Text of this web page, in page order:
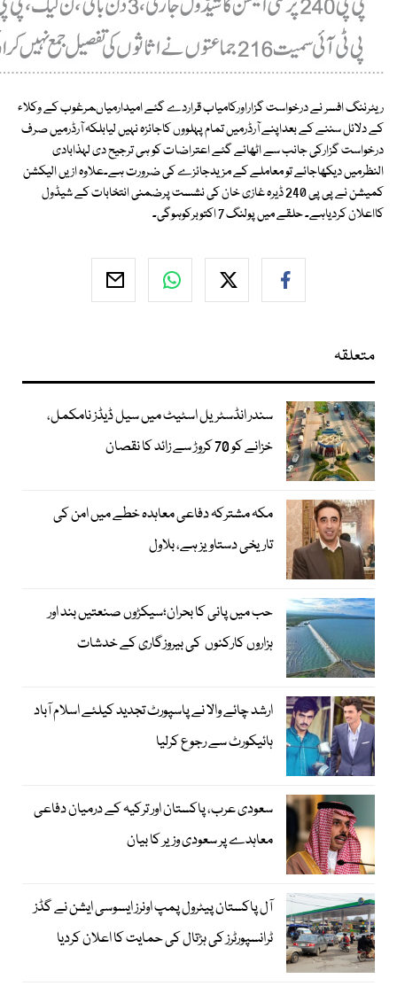
ریٹرننگ افسر نے درخواست گزاراورکامیاب قراردے گئے امیدارمیاںمرغوب کے وکلاء
کے دلائل سننے کے بعداپنے آرڈرمیں تمام پہلووں کاجائزہ نہیں لیابلکہ آرڈرمیں صرف
درخواست گزارکی جانب سے اٹھائے گئے اعتراضات کو ہی ترجیح دی لہذابادی
النظرمیں دیکھاجائے تو معاملے کے مزیدجائزے کی ضرورت ہے۔علاوہ ازیں الیکشن
کمیشن نے پی پی 240 ڈیرہ غازی خان کی نشست پرضمنی انتخابات کے شیڈول
کااعلان کردیاہے۔ حلقے میں پولنگ 7 اکتوبرکوہوگی۔
متعلقہ
سندر انڈسٹریل اسٹیٹ میں سیل ڈیڈز نامکمل،
خزانے کو 70 کروڑ سے زائد کا نقصان
مکہ مشترکہ دفاعی معاہدہ خطے میں امن کی
تاریخی دستاویز ہے، بلاول
حب میں پانی کا بحران؛سیکڑوں صنعتیں بند اور
ہزاروں کارکنوں کی بیروزگاری کے خدشات
ارشد چائے والا نے پاسپورٹ تجدید کیلئے اسلام آباد
ہائیکورٹ سے رجوع کرلیا
سعودی عرب، پاکستان اور ترکیہ کے درمیان دفاعی
معاہدے پر سعودی وزیر کا بیان
آل پاکستان پیٹرول پمپ اونرز ایسوسی ایشن نے گڈز
ٹرانسپورٹرز کی ہڑتال کی حمایت کا اعلان کردیا